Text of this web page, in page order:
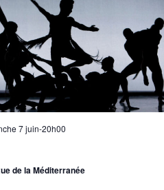
7 juin-20h00
de la Méditerranée